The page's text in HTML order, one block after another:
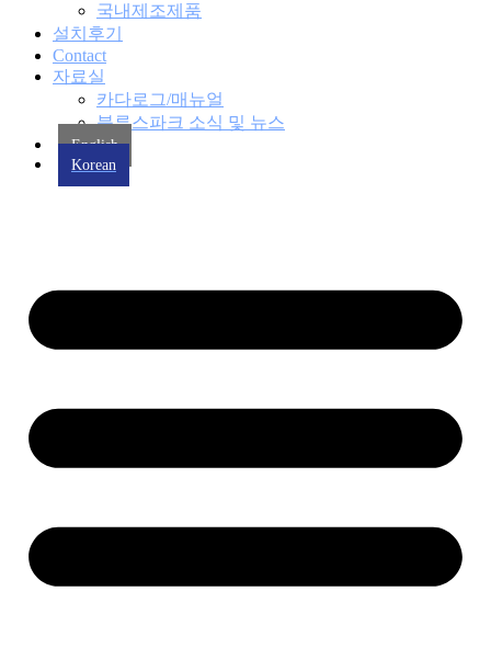
국내제조제품
설치후기
Contact
자료실
카다로그/매뉴얼
블루스파크 소식 및 뉴스
English
Korean